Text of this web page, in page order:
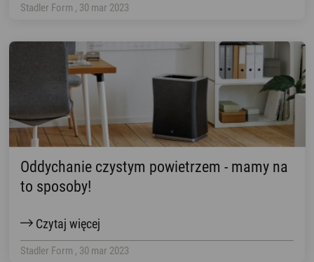
Stadler Form , 30 mar 2023
Oddychanie czystym powietrzem - mamy na
to sposoby!
Czytaj więcej
Stadler Form , 30 mar 2023